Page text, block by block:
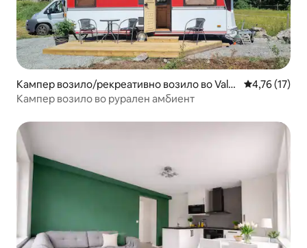
Кампер возило/рекреативно возило во Vald
emarsvik
Просечна
4,76 (17)
Кампер возило во рурален амбиент